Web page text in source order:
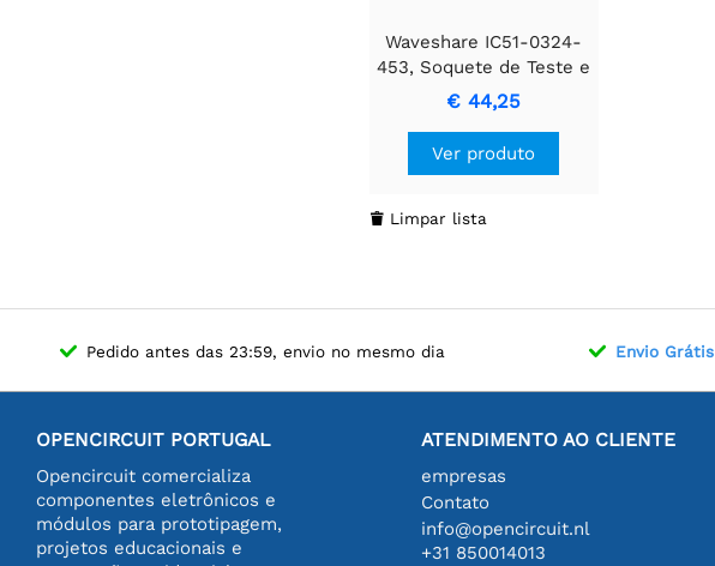
Waveshare IC51-0324-
453, Soquete de Teste e
Queima
€ 44,25
Ver produto
 Limpar lista
Pedido antes das 23:59, envio no mesmo dia Envio Grátis
OPENCIRCUIT PORTUGAL
Opencircuit comercializa
componentes eletrônicos e
módulos para prototipagem,
projetos educacionais e
ATENDIMENTO AO CLIENTE
empresas
Contato
info@opencircuit.nl
+31 850014013